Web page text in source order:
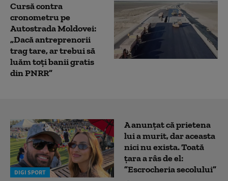
Cursă contra
cronometru pe
Autostrada Moldovei:
„Dacă antreprenorii
trag tare, ar trebui să
luăm toți banii gratis
din PNRR”
DIGI SPORT
A anunțat că prietena
lui a murit, dar aceasta
nici nu exista. Toată
țara a râs de el:
”Escrocheria secolului”